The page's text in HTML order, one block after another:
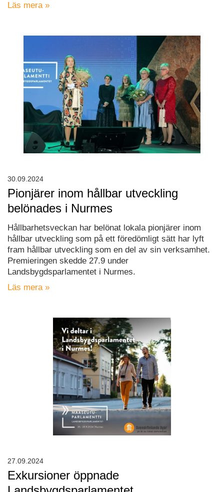
Läs mera »
Pionjärer inom hållbar utveckling
belönades i Nurmes
Hållbarhetsveckan har belönat lokala pionjärer inom
hållbar utveckling som på ett föredömligt sätt har lyft
fram hållbar utveckling som en del av sin verksamhet.
Premieringen skedde 27.9 under
Landsbygdsparlamentet i Nurmes.
Läs mera »
30.09.2024
Exkursioner öppnade
27.09.2024